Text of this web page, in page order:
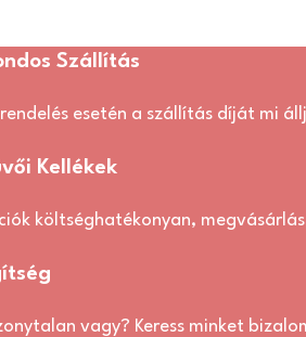
Szállítás
esetén a szállítás díját mi
Kellékek
költséghatékonyan, megvásárlás
vagy? Keress minket